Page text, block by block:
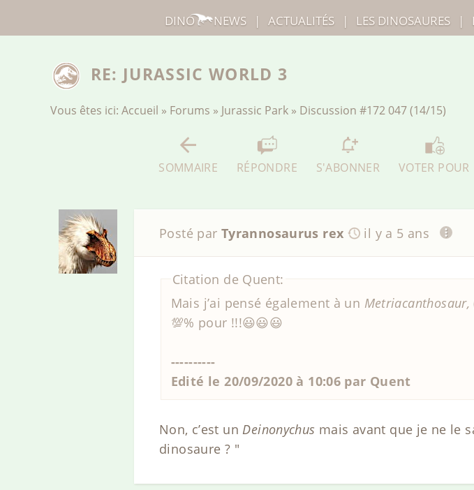
RE: JURASSIC WORLD 3
Vous êtes ici: Accueil » Forums » Jurassic Park » Discussion #172 047 (14/15)
SOMMAIRE RÉPONDRE S'ABONNER VOTER POUR
Posté par Tyrannosaurus rex il y a 5 ans
Citation de Quent:
Mais j’ai pensé également à un Metriacanthosaur,
💯% pour !!!😃😃😃
----------
Edité le 20/09/2020 à 10:06 par Quent
Non, c’est un Deinonychus mais avant que je ne le
dinosaure ? "
DINO NEWS | ACTUALITÉS | LES DINOSAURES |